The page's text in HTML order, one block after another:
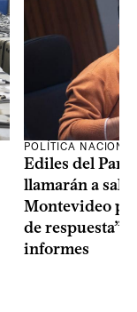
POLÍTICA
Ediles del
llamarán a sala
Montevideo
de respuesta”
informes